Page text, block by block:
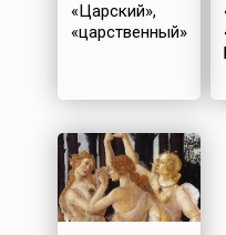
«Царский»,
«царственный»